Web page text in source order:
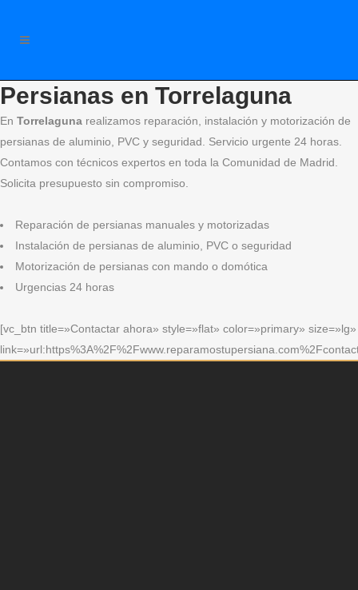
Persianas en Torrelaguna
En Torrelaguna realizamos reparación, instalación y motorización de
persianas de aluminio, PVC y seguridad. Servicio urgente 24 horas.
Contamos con técnicos expertos en toda la Comunidad de Madrid.
Solicita presupuesto sin compromiso.
Reparación de persianas manuales y motorizadas
Instalación de persianas de aluminio, PVC o seguridad
Motorización de persianas con mando o domótica
Urgencias 24 horas
[vc_btn title=»Contactar ahora» style=»flat» color=»primary» size=»lg»